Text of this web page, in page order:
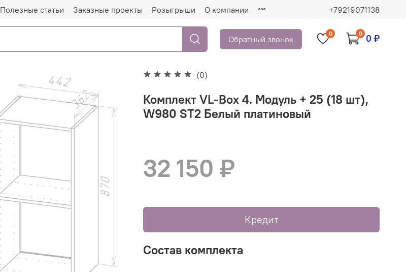
Полезные статьи Заказные проекты Розыгрыши О компании +79219071138
Обратный звонок
0 0 0 ₽
(0)
Комплект VL-Box 4. Модуль + 25 (18 шт),
W980 ST2 Белый платиновый
32 150 ₽
Кредит
Состав комплекта